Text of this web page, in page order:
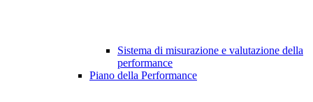
Sistema di misurazione e valutazione della
performance
Piano della Performance